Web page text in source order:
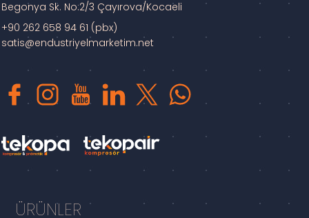
Begonya Sk. No:2/3 Çayırova/Kocaeli
+90 262 658 94 61 (pbx)
satis@endustriyelmarketim.net
ÜRÜNLER